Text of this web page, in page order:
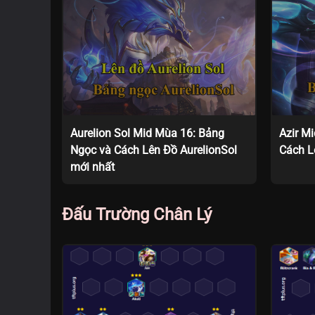
Aurelion Sol Mid Mùa 16: Bảng
Ngọc và Cách Lên Đồ AurelionSol
mới nhất
Azir
Cách
Đấu Trường Chân Lý